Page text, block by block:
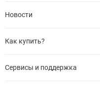
Новости
Как купить?
Сервисы и поддержка